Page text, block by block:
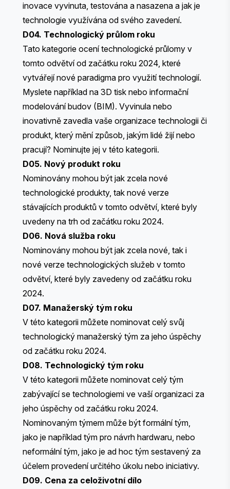
inovace vyvinuta, testována a nasazena a jak je
technologie využívána od svého zavedení.
D04. Technologický průlom roku
Tato kategorie ocení technologické průlomy v
tomto odvětví od začátku roku 2024, které
vytvářejí nové paradigma pro využití technologií.
Myslete například na 3D tisk nebo informační
modelování budov (BIM). Vyvinula nebo
inovativně zavedla vaše organizace technologii či
produkt, který mění způsob, jakým lidé žijí nebo
pracují? Nominujte jej v této kategorii.
D05. Nový produkt roku
Nominovány mohou být jak zcela nové
technologické produkty, tak nové verze
stávajících produktů v tomto odvětví, které byly
uvedeny na trh od začátku roku 2024.
D06. Nová služba roku
Nominovány mohou být jak zcela nové, tak i
nové verze technologických služeb v tomto
odvětví, které byly zavedeny od začátku roku
2024.
D07. Manažerský tým roku
V této kategorii můžete nominovat celý svůj
technologický manažerský tým za jeho úspěchy
od začátku roku 2024.
D08. Technologický tým roku
V této kategorii můžete nominovat celý tým
zabývající se technologiemi ve vaší organizaci za
jeho úspěchy od začátku roku 2024.
Nominovaným týmem může být formální tým,
jako je například tým pro návrh hardwaru, nebo
neformální tým, jako je ad hoc tým sestavený za
účelem provedení určitého úkolu nebo iniciativy.
D09. Cena za celoživotní dílo